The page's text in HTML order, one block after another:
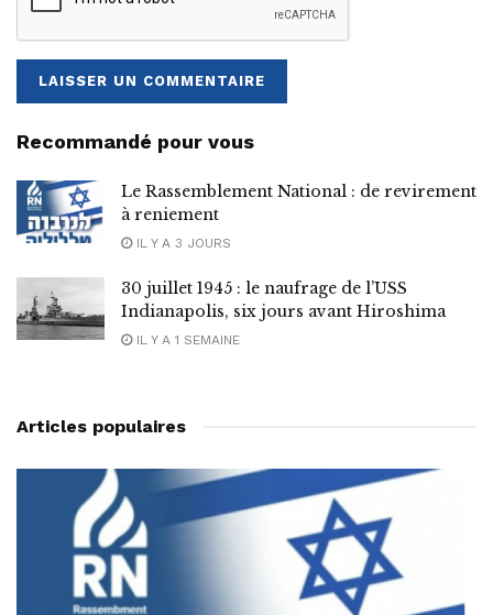
Recommandé pour vous
Le Rassemblement National : de revirement
à reniement
IL Y A 3 JOURS
30 juillet 1945 : le naufrage de l’USS
Indianapolis, six jours avant Hiroshima
IL Y A 1 SEMAINE
Articles populaires